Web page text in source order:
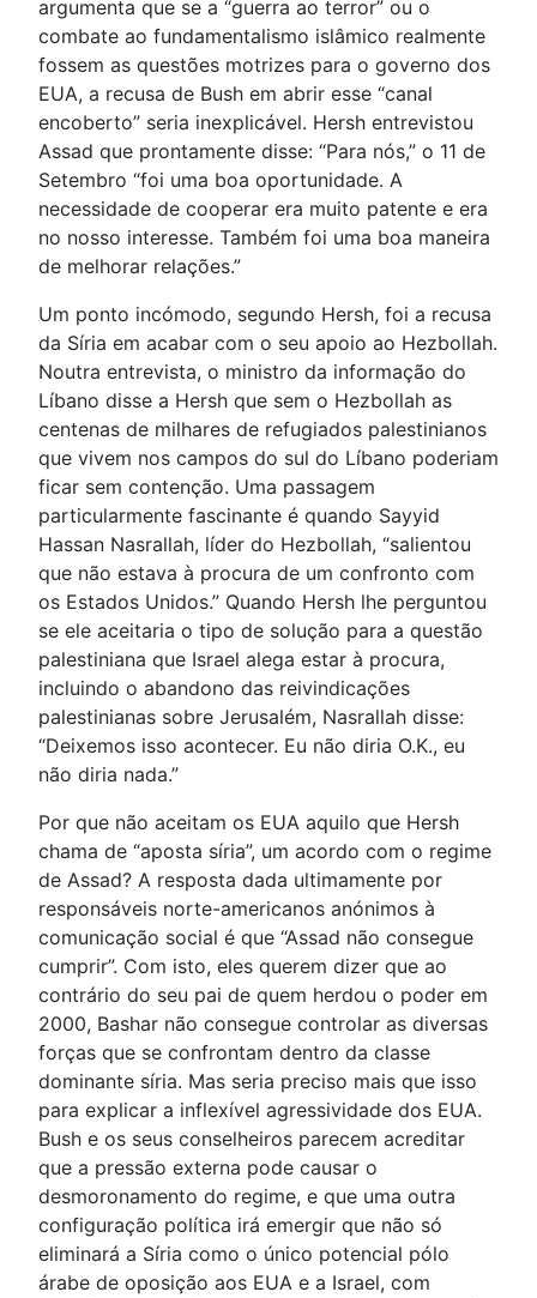
argumenta que se a “guerra ao terror” ou o
combate ao fundamentalismo islâmico realmente
fossem as questões motrizes para o governo dos
EUA, a recusa de Bush em abrir esse “canal
encoberto” seria inexplicável. Hersh entrevistou
Assad que prontamente disse: “Para nós,” o 11 de
Setembro “foi uma boa oportunidade. A
necessidade de cooperar era muito patente e era
no nosso interesse. Também foi uma boa maneira
de melhorar relações.”
Um ponto incómodo, segundo Hersh, foi a recusa
da Síria em acabar com o seu apoio ao Hezbollah.
Noutra entrevista, o ministro da informação do
Líbano disse a Hersh que sem o Hezbollah as
centenas de milhares de refugiados palestinianos
que vivem nos campos do sul do Líbano poderiam
ficar sem contenção. Uma passagem
particularmente fascinante é quando Sayyid
Hassan Nasrallah, líder do Hezbollah, “salientou
que não estava à procura de um confronto com
os Estados Unidos.” Quando Hersh lhe perguntou
se ele aceitaria o tipo de solução para a questão
palestiniana que Israel alega estar à procura,
incluindo o abandono das reivindicações
palestinianas sobre Jerusalém, Nasrallah disse:
“Deixemos isso acontecer. Eu não diria O.K., eu
não diria nada.”
Por que não aceitam os EUA aquilo que Hersh
chama de “aposta síria”, um acordo com o regime
de Assad? A resposta dada ultimamente por
responsáveis norte-americanos anónimos à
comunicação social é que “Assad não consegue
cumprir”. Com isto, eles querem dizer que ao
contrário do seu pai de quem herdou o poder em
2000, Bashar não consegue controlar as diversas
forças que se confrontam dentro da classe
dominante síria. Mas seria preciso mais que isso
para explicar a inflexível agressividade dos EUA.
Bush e os seus conselheiros parecem acreditar
que a pressão externa pode causar o
desmoronamento do regime, e que uma outra
configuração política irá emergir que não só
eliminará a Síria como o único potencial pólo
árabe de oposição aos EUA e a Israel, com